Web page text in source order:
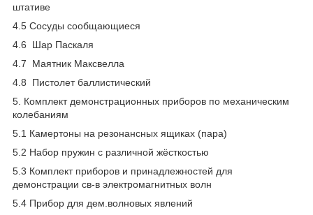
штативе
4.5 Сосуды сообщающиеся
4.6 Шар Паскаля
4.7 Маятник Максвелла
4.8 Пистолет баллистический
5. Комплект демонстрационных приборов по механическим
колебаниям
5.1 Камертоны на резонансных ящиках (пара)
5.2 Набор пружин с различной жёсткостью
5.3 Комплект приборов и принадлежностей для
демонстрации св-в электромагнитных волн
5.4 Прибор для дем.волновых явлений